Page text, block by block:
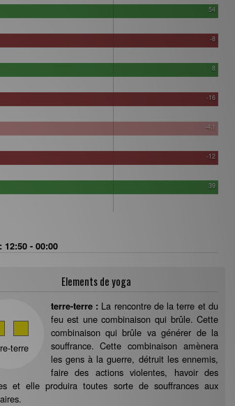
54
-8
8
-16
-4.1
-12
39
- 00:00
Elements de yoga
terre
terre-terre : La rencontre de la terre et du
feu est une combinaison qui brûle. Cette
combinaison qui brûle va générer de la
souffrance. Cette combinaison amènera
les gens à la guerre, détruit les ennemis,
faire des actions violentes, havoir des
et elle produira toutes sorte de souffrances aux